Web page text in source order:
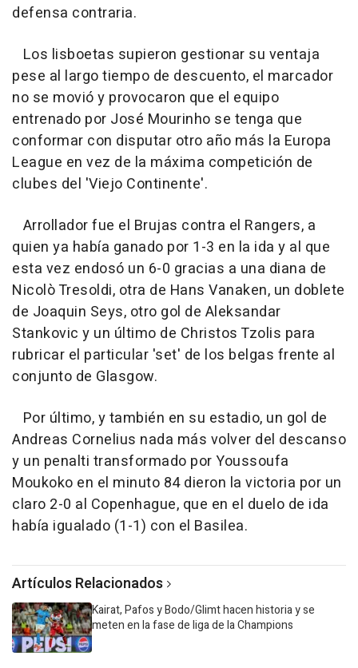
defensa contraria.
Los lisboetas supieron gestionar su ventaja
pese al largo tiempo de descuento, el marcador
no se movió y provocaron que el equipo
entrenado por José Mourinho se tenga que
conformar con disputar otro año más la Europa
League en vez de la máxima competición de
clubes del 'Viejo Continente'.
Arrollador fue el Brujas contra el Rangers, a
quien ya había ganado por 1-3 en la ida y al que
esta vez endosó un 6-0 gracias a una diana de
Nicolò Tresoldi, otra de Hans Vanaken, un doblete
de Joaquin Seys, otro gol de Aleksandar
Stankovic y un último de Christos Tzolis para
rubricar el particular 'set' de los belgas frente al
conjunto de Glasgow.
Por último, y también en su estadio, un gol de
Andreas Cornelius nada más volver del descanso
y un penalti transformado por Youssoufa
Moukoko en el minuto 84 dieron la victoria por un
claro 2-0 al Copenhague, que en el duelo de ida
había igualado (1-1) con el Basilea.
Artículos Relacionados
Kairat, Pafos y Bodo/Glimt hacen historia y se
meten en la fase de liga de la Champions